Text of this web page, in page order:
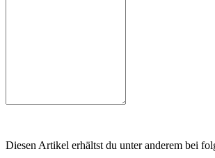
Diesen Artikel erhältst du unter anderem bei